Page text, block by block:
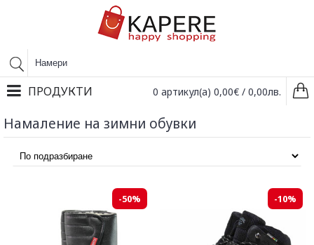
0 артикул(а) 0,00€ / 0,00лв.
ПРОДУКТИ
Намаление на зимни обувки
-50% -10%